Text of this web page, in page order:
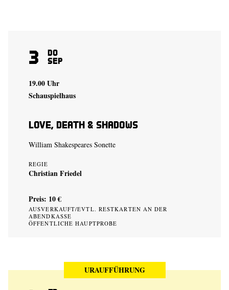
3 Do
Sep
19.00 Uhr
Schauspielhaus
Love, Death & Shadows
William Shakespeares Sonette
REGIE
Christian Friedel
Preis: 10 €
AUSVERKAUFT/EVTL. RESTKARTEN AN DER
ABENDKASSE
ÖFFENTLICHE HAUPTPROBE
URAUFFÜHRUNG